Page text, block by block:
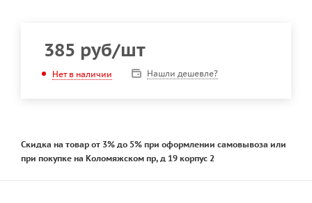
385 руб/шт
Нет в наличии Нашли дешевле?
Скидка на товар от 3% до 5% при оформлении самовывоза или
при покупке на Коломяжском пр, д 19 корпус 2